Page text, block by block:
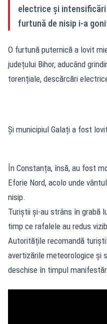
electrice și
furtună de nisip i-a
O furtună puternică a lovit
județului Bihor, aducând
torențiale, descărcări
Și municipiul Galați a fost
În Constanța, însă, au fost
Eforie Nord, acolo unde
nisip.
Turiștii și-au strâns în grabă
timp ce rafalele au redus
Autoritățile recomandă
avertizările meteorologice și
deschise în timpul